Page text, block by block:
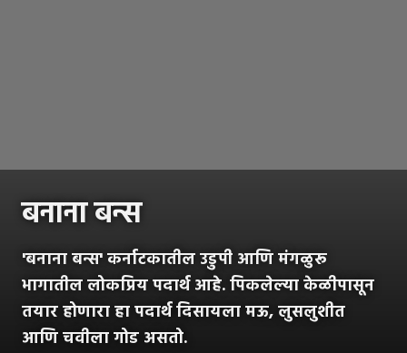
बनाना बन्स
'बनाना बन्स' कर्नाटकातील उडुपी आणि मंगळुरू
भागातील लोकप्रिय पदार्थ आहे. पिकलेल्या केळीपासून
तयार होणारा हा पदार्थ दिसायला मऊ, लुसलुशीत
आणि चवीला गोड असतो.